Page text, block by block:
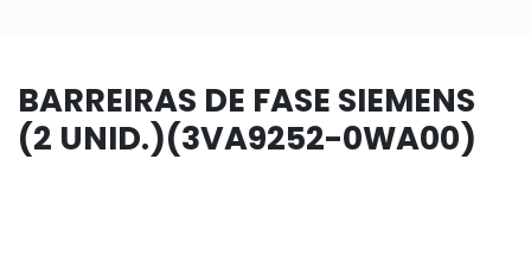
BARREIRAS DE FASE SIEMENS
(2 UNID.)(3VA9252-0WA00)